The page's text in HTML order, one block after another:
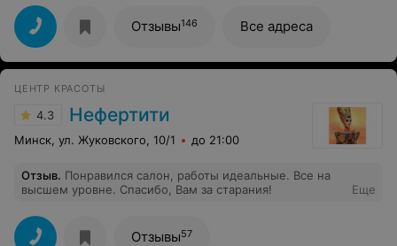
Отзывы146 Все адреса
ЦЕНТР КРАСОТЫ
4.3 Нефертити
Минск, ул. Жуковского, 10/1 до 21:00
Отзыв. Понравился салон, работы идеальные. Все на
высшем уровне. Спасибо, Вам за старания!
Еще
Отзывы57